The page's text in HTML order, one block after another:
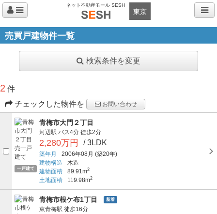
ネット不動産モール SESH
東京
売買戸建物件一覧
検索条件を変更
2 件
チェックした物件を
お問い合わせ
一戸建て
青梅市大門２丁目
河辺駅 バス4分 徒歩2分
2,280万円 / 3LDK
築年月 2006年08月 (築20年)
建物構造
木造
建物面積
89.91m2
土地面積 119.98m2
青梅市根ケ布1丁目 新着
東青梅駅 徒歩16分